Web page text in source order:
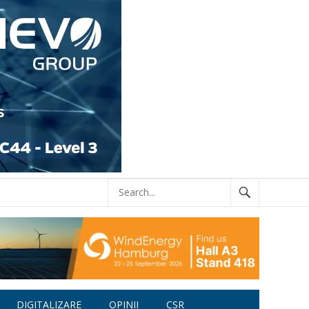
DIGITALIZARE OPINII CSR